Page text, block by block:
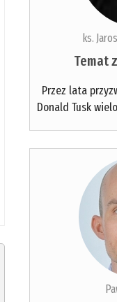
ks.
Temat
Przez lata
Donald Tusk